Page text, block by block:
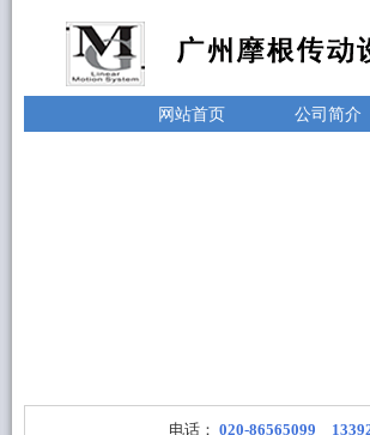
网站首页 公司简介
电话： 020-86565099